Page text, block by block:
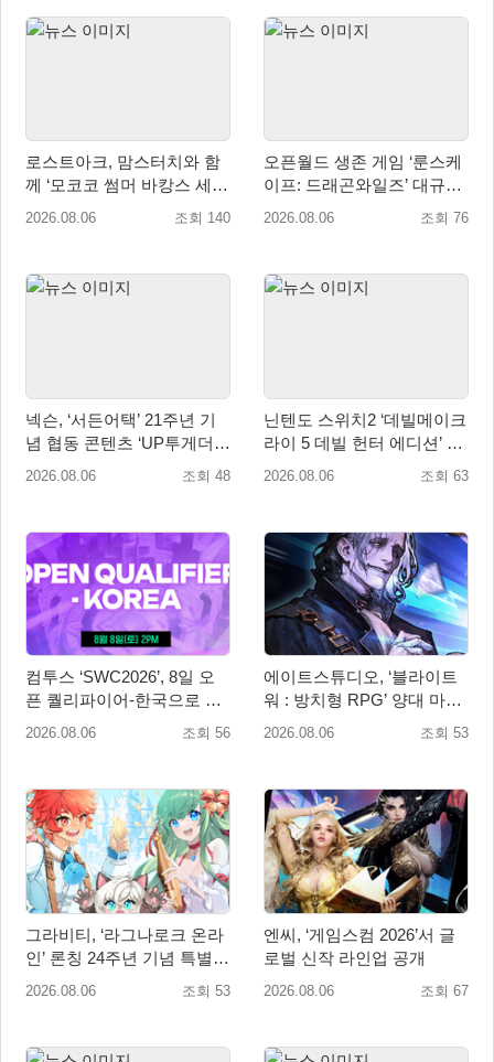
로스트아크, 맘스터치와 함
께 ‘모코코 썸머 바캉스 세
트’ 출시
2026.08.06 조회 140
오픈월드 생존 게임 ‘룬스케
이프: 드래곤와일즈’ 대규모
유저 편의성 개선 및 사이드
2026.08.06 조회 76
넥슨, ‘서든어택’ 21주년 기
념 협동 콘텐츠 ‘UP투게더’
업데이트
2026.08.06 조회 48
닌텐도 스위치2 ‘데빌메이크
라이 5 데빌 헌터 에디션’ 패
키지 제품 8월 7일 예약판매
2026.08.06 조회 63
컴투스 ‘SWC2026’, 8일 오
픈 퀄리파이어-한국으로 시
즌 개막!
2026.08.06 조회 56
에이트스튜디오, ‘블라이트
워 : 방치형 RPG’ 양대 마켓
인기 순위 1위 달성
2026.08.06 조회 53
그라비티, ‘라그나로크 온라
인’ 론칭 24주년 기념 특별
감사 축제 실시!
2026.08.06 조회 53
엔씨, ‘게임스컴 2026’서 글
로벌 신작 라인업 공개
2026.08.06 조회 67